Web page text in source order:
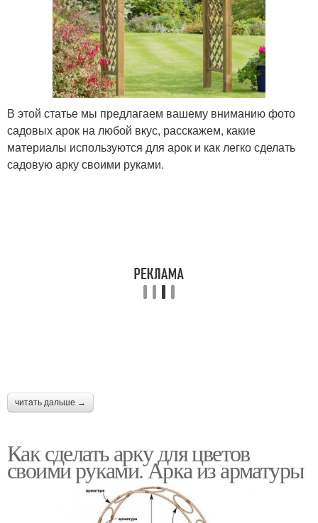
Арки из металла Арки для цветов
Арки в ландшафтном
Оригинальные арки
Арка из камня
В этой статье мы предлагаем вашему вниманию фото
садовых арок на любой вкус, расскажем, какие
материалы используются для арок и как легко сделать
садовую арку своими руками.
читать дальше →
Как сделать арку для цветов
своими руками. Арка из арматуры